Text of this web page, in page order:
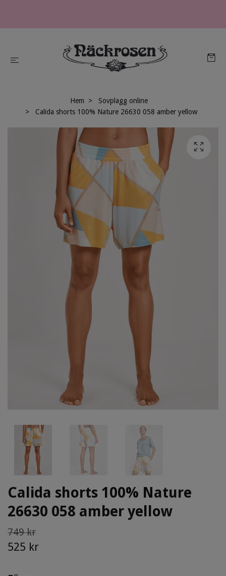
Hem
Sovplagg online
Calida shorts 100% Nature 26630 058 amber yellow
Calida shorts 100% Nature
26630 058 amber yellow
749 kr
525 kr